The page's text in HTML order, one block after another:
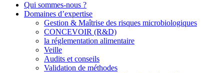
Qui sommes-nous ?
Domaines d’expertise
Gestion & Maîtrise des risques microbiologiques
CONCEVOIR (R&D)
la réglementation alimentaire
Veille
Audits et conseils
Validation de méthodes